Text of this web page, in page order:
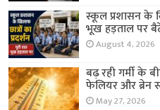
स्कूल प्रशासन के
भूख हड़ताल पर
August 4, 2026
बढ़ रही गर्मी के
फेलियर और ब्रेन
May 27, 2026